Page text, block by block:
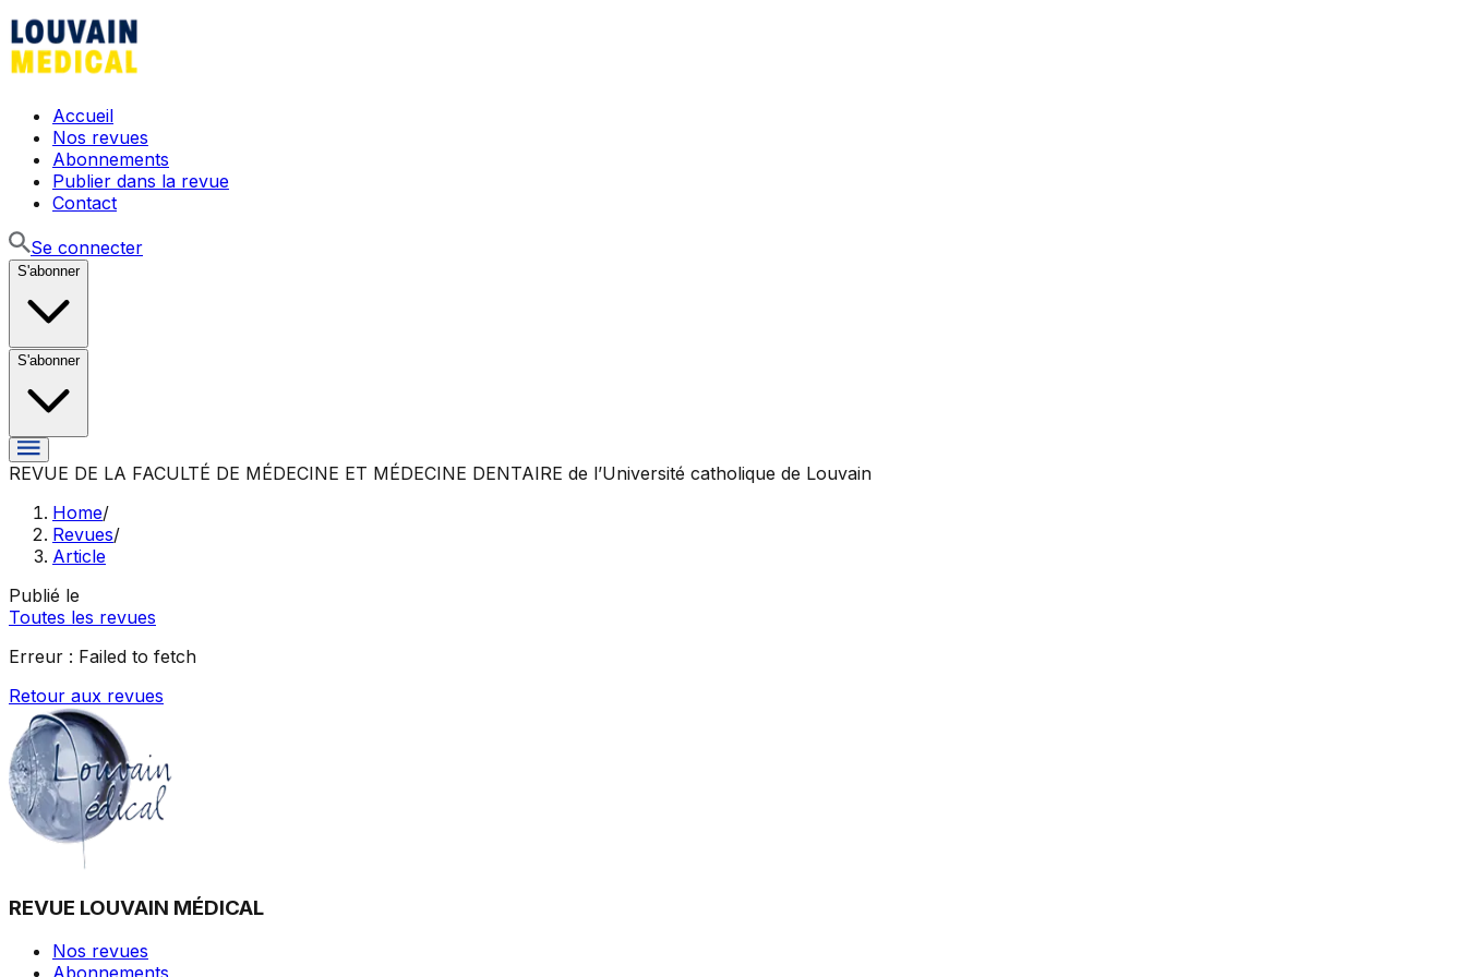
Accueil
Nos revues
Abonnements
Publier dans la revue
Contact
Se connecter
S'abonner
S'abonner
REVUE DE LA FACULTÉ DE MÉDECINE ET MÉDECINE DENTAIRE de l’Université catholique de Louvain
Home/
Revues/
Article
Publié le
Toutes les revues
Erreur : Failed to fetch
Retour aux revues
REVUE LOUVAIN MÉDICAL
Nos revues